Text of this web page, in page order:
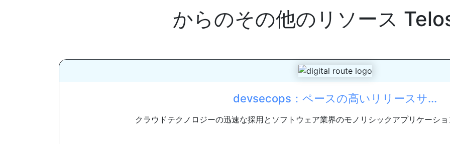
からのその他のリソース
devsecops：ペースの高いリリースサ...
クラウドテクノロジーの迅速な採用とソフトウェア業界のモノリシックアプリケーシ